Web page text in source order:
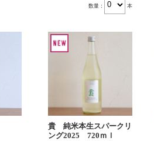
数量： 本
貴 純米本生スパークリ
ング2025 720ｍｌ